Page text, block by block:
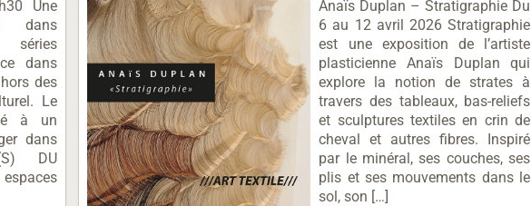
Une
dans
séries
dans
des
Le
à un
dans
DU
Anaïs Duplan – Stratigraphie Du
6 au 12 avril 2026 Stratigraphie
est une exposition de l’artiste
plasticienne Anaïs Duplan qui
explore la notion de strates à
travers des tableaux, bas-reliefs
et sculptures textiles en crin de
cheval et autres fibres. Inspiré
par le minéral, ses couches, ses
plis et ses mouvements dans le
sol, son […]